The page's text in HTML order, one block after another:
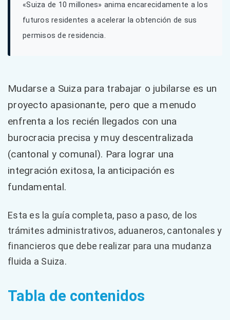
«Suiza de 10 millones» anima encarecidamente a los
futuros residentes a acelerar la obtención de sus
permisos de residencia.
Mudarse a Suiza para trabajar o jubilarse es un
proyecto apasionante, pero que a menudo
enfrenta a los recién llegados con una
burocracia precisa y muy descentralizada
(cantonal y comunal). Para lograr una
integración exitosa, la anticipación es
fundamental.
Esta es la guía completa, paso a paso, de los
trámites administrativos, aduaneros, cantonales y
financieros que debe realizar para una mudanza
fluida a Suiza.
Tabla de contenidos